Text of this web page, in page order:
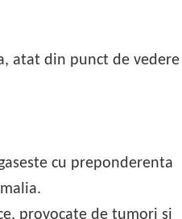
atat din punct de vedere
cu preponderenta
provocate de tumori si